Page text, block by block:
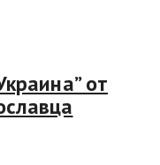
от